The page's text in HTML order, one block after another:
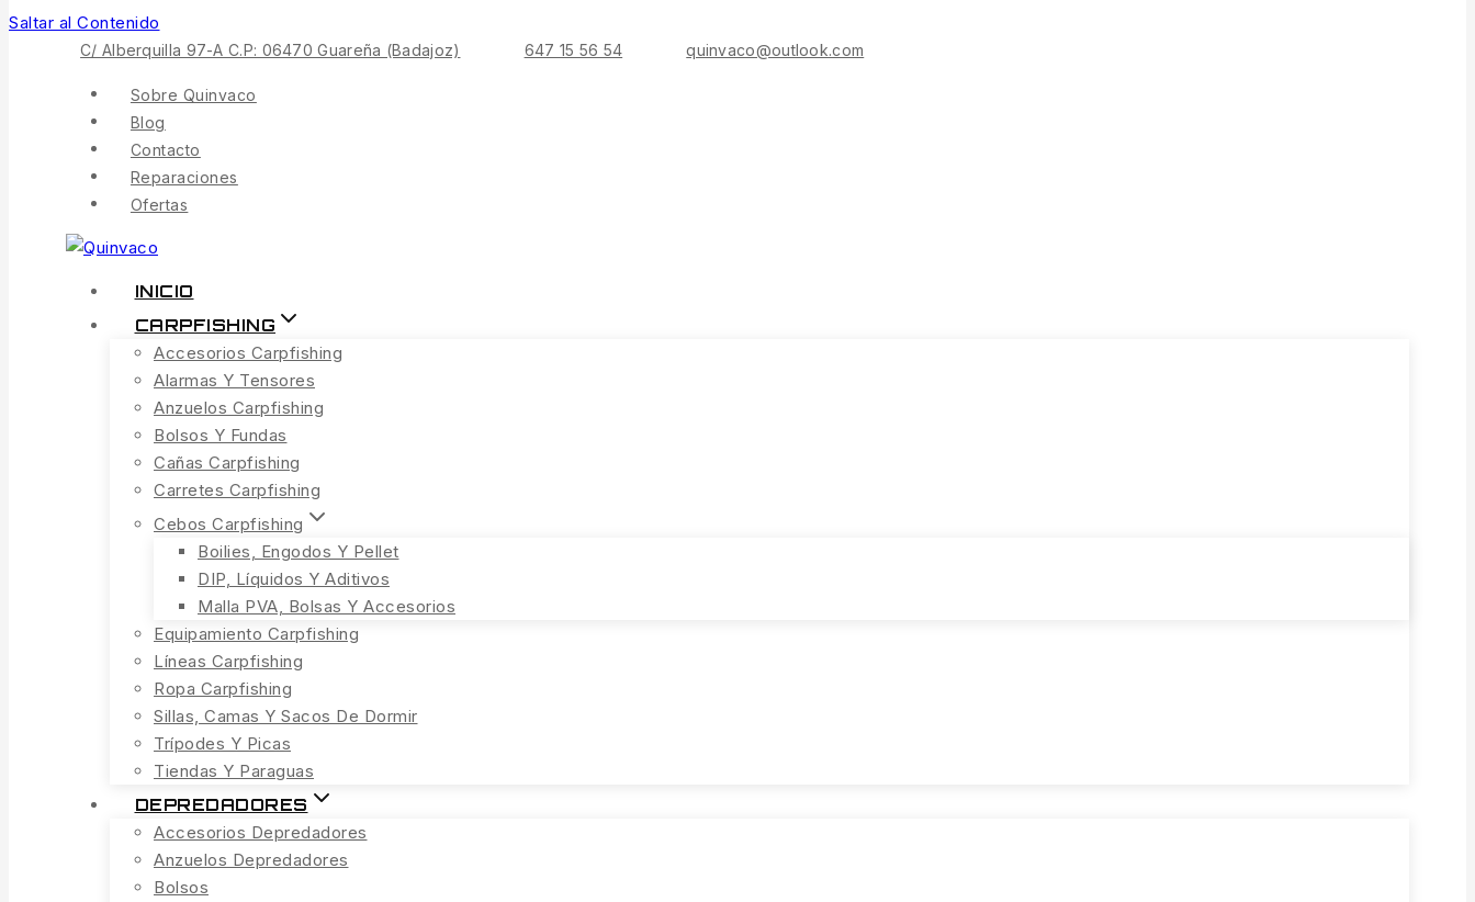
Saltar al Contenido
C/ Alberquilla 97-A C.P: 06470 Guareña (Badajoz) 647 15 56 54 quinvaco@outlook.com
Sobre Quinvaco
Blog
Contacto
Reparaciones
Ofertas
INICIO
CARPFISHING
Accesorios Carpfishing
Alarmas Y Tensores
Anzuelos Carpfishing
Bolsos Y Fundas
Cañas Carpfishing
Carretes Carpfishing
Cebos Carpfishing
Boilies, Engodos Y Pellet
DIP, Líquidos Y Aditivos
Malla PVA, Bolsas Y Accesorios
Equipamiento Carpfishing
Líneas Carpfishing
Ropa Carpfishing
Sillas, Camas Y Sacos De Dormir
Trípodes Y Picas
Tiendas Y Paraguas
DEPREDADORES
Accesorios Depredadores
Anzuelos Depredadores
Bolsos